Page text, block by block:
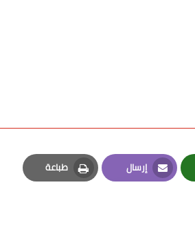
إرسال
Email
طباعة
Print